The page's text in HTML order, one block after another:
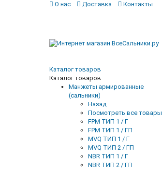
О нас Доставка
Контакты
Каталог товаров
Каталог товаров
Манжеты армированные
(сальники)
Назад
Посмотреть все товары
FPM ТИП 1 / Г
FPM ТИП 1 / ГП
MVQ ТИП 1 / Г
MVQ ТИП 2 / ГП
NBR ТИП 1 / Г
NBR ТИП 2 / ГП